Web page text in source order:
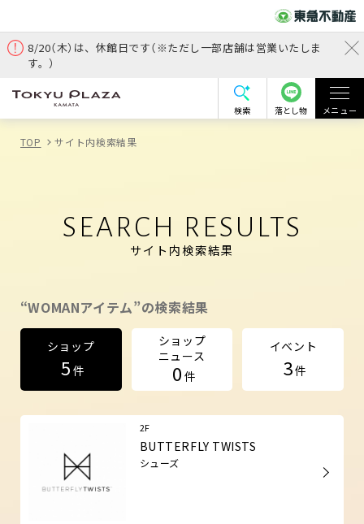
8/20（木）は、休館日です（※ただし一部店舗は営業いたしま
す。）
検索 落とし物 メニュー
TOP サイト内検索結果
SEARCH RESULTS
サイト内検索結果
“WOMANアイテム”の検索結果
ショップ
5 件
ショップ
ニュース
0 件
イベント
3件
2F
BUTTERFLY TWISTS
シューズ